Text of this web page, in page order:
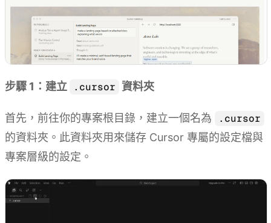
步驟 1：建立 .cursor 資料夾
首先，前往你的專案根目錄，建立一個名為
.cursor
的資料夾。此資料夾用來儲存 Cursor 專屬的設定檔與
專案層級的設定。